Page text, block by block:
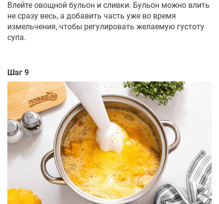
Влейте овощной бульон и сливки. Бульон можно влить
не сразу весь, а добавить часть уже во время
измельчения, чтобы регулировать желаемую густоту
супа.
Шаг 9